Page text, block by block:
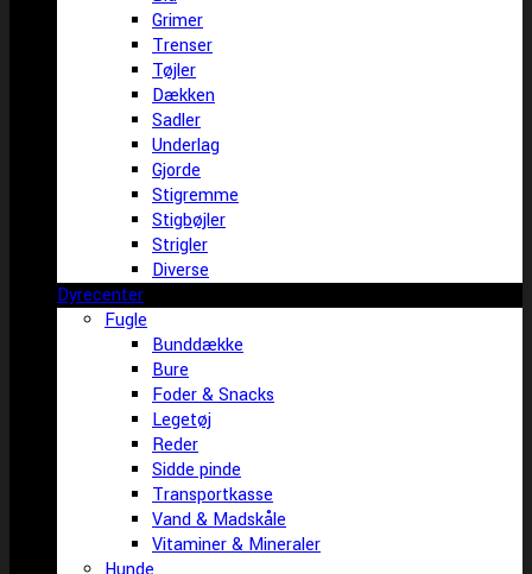
Grimer
Trenser
Tøjler
Dækken
Sadler
Underlag
Gjorde
Stigremme
Stigbøjler
Strigler
Diverse
Dyrecenter
Fugle
Bunddække
Bure
Foder & Snacks
Legetøj
Reder
Sidde pinde
Transportkasse
Vand & Madskåle
Vitaminer & Mineraler